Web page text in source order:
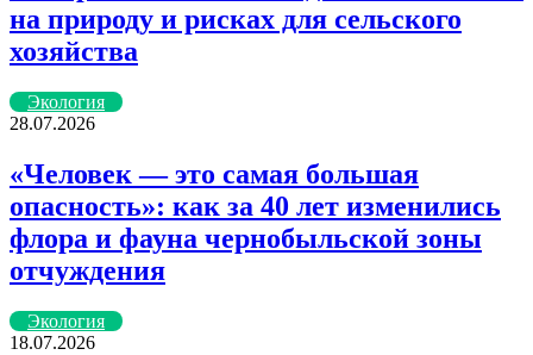
на природу и рисках для сельского
хозяйства
Экология
28.07.2026
«Человек — это самая большая
опасность»: как за 40 лет изменились
флора и фауна чернобыльской зоны
отчуждения
Экология
18.07.2026